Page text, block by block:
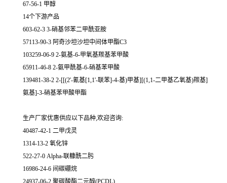
67-56-1 甲醇
14个下游产品
603-62-3 3-硝基邻苯二甲酰亚胺
57113-90-3 阿奇沙坦沙坦中间体甲酯C3
103259-06-9 2-氨基-6-甲氧基羰基苯甲酸
65911-46-8 2-氨甲酰基-6-硝基苯甲酸
139481-38-2 2-[[(2'-氰基[1,1'-联苯]-4-基)甲基][(1,1-二甲基乙氧基)羰基]
氨基]-3-硝基苯甲酸甲酯
生产厂家优惠供应以下品种,欢迎咨询:
40487-42-1 二甲戊灵
1314-13-2 氧化锌
522-27-0 Alpha-联糠酰二肟
16986-24-6 间碳硼烷
24937-06-2 聚碳酸酯二元醇(PCDL)